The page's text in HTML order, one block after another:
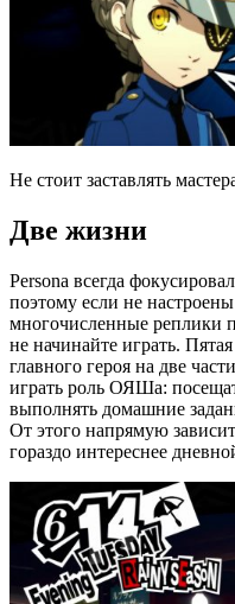
Не стоит заставлять
Две жизни
Persona всегда
поэтому если не
многочисленные реплики
не начинайте играть.
главного героя на две
играть роль ОЯШа:
выполнять домашние
От этого напрямую
гораздо интереснее